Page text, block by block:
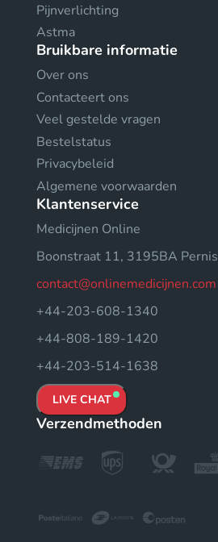
Pijnverlichting
Astma
Bruikbare informatie
Over ons
Contacteert ons
Veel gestelde vragen
Bestelstatus
Privacybeleid
Algemene voorwaarden
Klantenservice
Medicijnen Online
Boonstraat 11, 3195BA Pernis
contact@onlinemedicijnen.com
+44-203-608-1340
+44-808-189-1420
+44-203-514-1638
LIVE CHAT
Verzendmethoden